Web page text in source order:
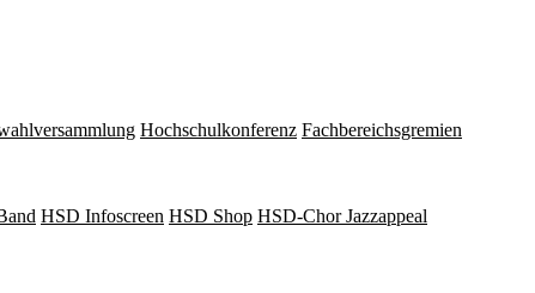
Hochschulkonferenz Fachbereichsgremien
HSD Infoscreen HSD Shop HSD-Chor Jazzappeal